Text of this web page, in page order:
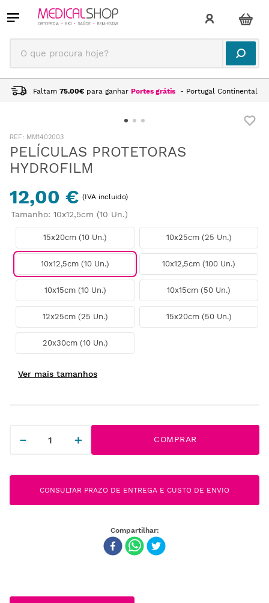
O que procura hoje?
Faltam 75.00€ para ganhar Portes grátis - Portugal Continental
: MM1402003
PELÍCULAS PROTETORAS
HYDROFILM
12,00 € (IVA incluido)
Tamanho: 10x12,5cm (10 Un.)
15x20cm (10 Un.) 10x25cm (25 Un.)
10x12,5cm (10 Un.) 10x12,5cm (100 Un.)
10x15cm (10 Un.) 10x15cm (50 Un.)
12x25cm (25 Un.) 15x20cm (50 Un.)
20x30cm (10 Un.)
＋
－ COMPRAR
CONSULTAR PRAZO DE ENTREGA E CUSTO DE ENVIO